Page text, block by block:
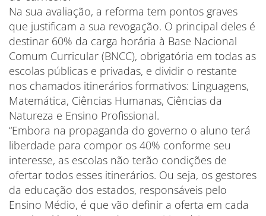
Na sua avaliação, a reforma tem pontos graves
que justificam a sua revogação. O principal deles é
destinar 60% da carga horária à Base Nacional
Comum Curricular (BNCC), obrigatória em todas as
escolas públicas e privadas, e dividir o restante
nos chamados itinerários formativos: Linguagens,
Matemática, Ciências Humanas, Ciências da
Natureza e Ensino Profissional.
“Embora na propaganda do governo o aluno terá
liberdade para compor os 40% conforme seu
interesse, as escolas não terão condições de
ofertar todos esses itinerários. Ou seja, os gestores
da educação dos estados, responsáveis pelo
Ensino Médio, é que vão definir a oferta em cada